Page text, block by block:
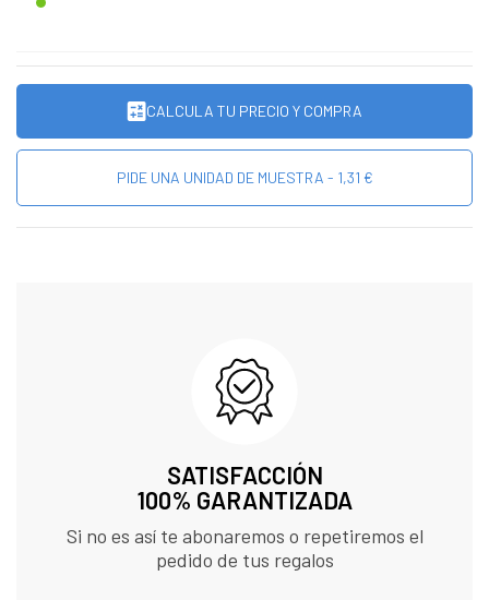
CALCULA TU PRECIO Y COMPRA
PIDE UNA UNIDAD DE MUESTRA - 1,31 €
SATISFACCIÓN
100% GARANTIZADA
Si no es así te abonaremos o repetiremos el
pedido de tus regalos